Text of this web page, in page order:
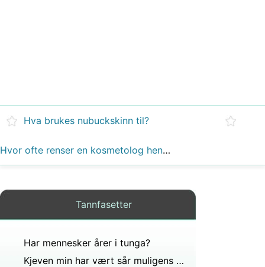
Hva brukes nubuckskinn til?
Hvor ofte renser en kosmetolog hendene?
Tannfasetter
Har mennesker årer i tunga?
Kjeven min har vært sår muligens etter å ha gnisset eller bitet tenner. Nå er det et lite blåmerke på kjevekanten. Er det noen som vet årsaken?